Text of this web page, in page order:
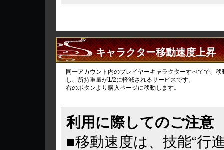
キャラクター移動速度上昇
同一アカウント内のプレイヤーキャラクターすべてで、移
し、所持重量が1/2に軽減されるサービスです。
右のボタンより購入ページに移動します。
利用に際してのご注意
■移動速度は、技能“行